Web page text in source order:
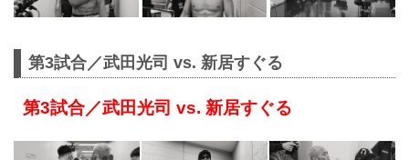
第3試合／武田光司 vs. 新居すぐる
第3試合／武田光司 vs. 新居すぐる